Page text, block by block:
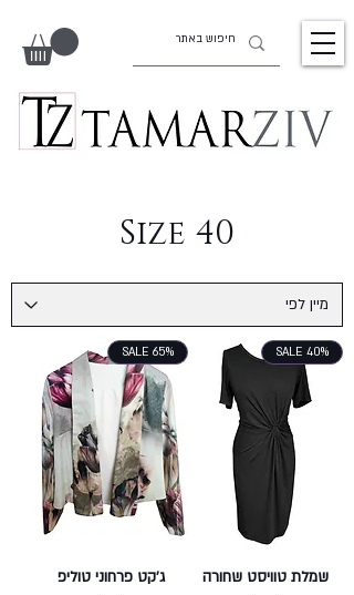
Size 40
SALE 40%
שמלת טוויסט שחורה
SALE 65%
ג'קט פרחוני טוליפ